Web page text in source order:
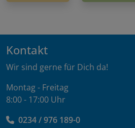
Kontakt
Wir sind gerne für Dich da!
Montag - Freitag
8:00 - 17:00 Uhr
0234 / 976 189-0